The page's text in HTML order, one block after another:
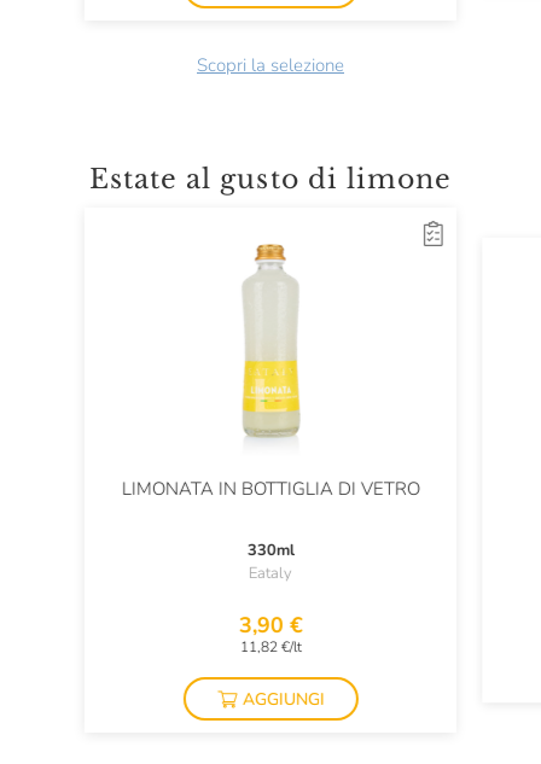
Scopri la selezione
Estate al gusto di limone
LIMONATA IN BOTTIGLIA DI VETRO
330ml
Eataly
3,90 €
11,82 €/lt
AGGIUNGI